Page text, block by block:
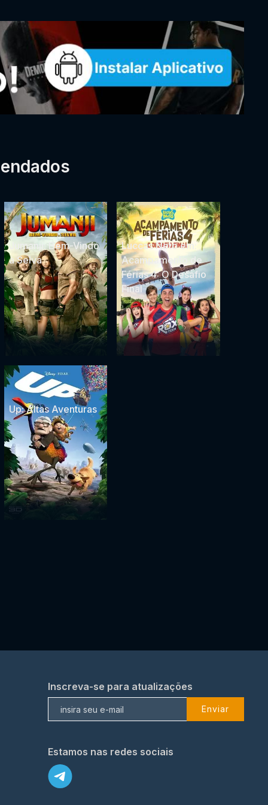
Jumanji: Bem-Vindo
à Selva
Luccas Neto em:
Acampamento de
Férias 4: O Desafio
Final
Up: Altas Aventuras
Inscreva-se para atualizações
Enviar
Estamos nas redes sociais